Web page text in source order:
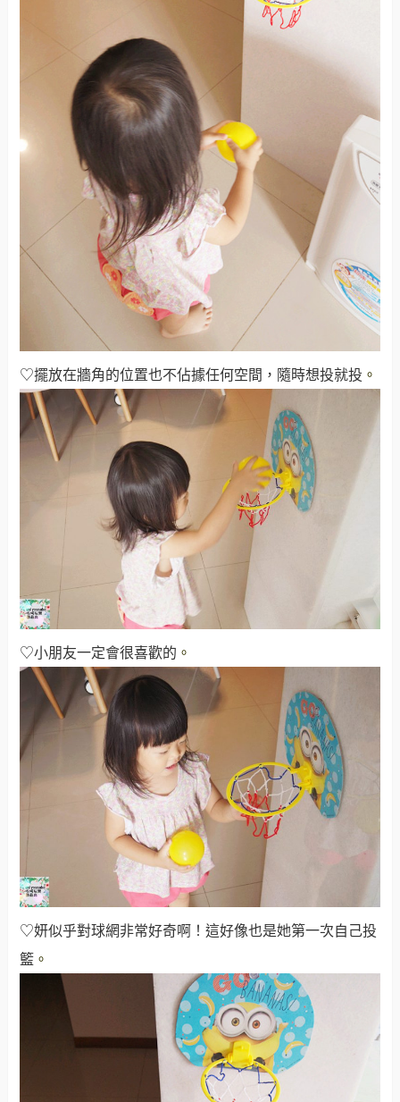
♡擺放在牆角的位置也不佔據任何空間，隨時想投就投 。
♡小朋友一定會很喜歡的 。
♡妍似乎對球網非常好奇啊！這好像也是她第一次自己投
籃 。